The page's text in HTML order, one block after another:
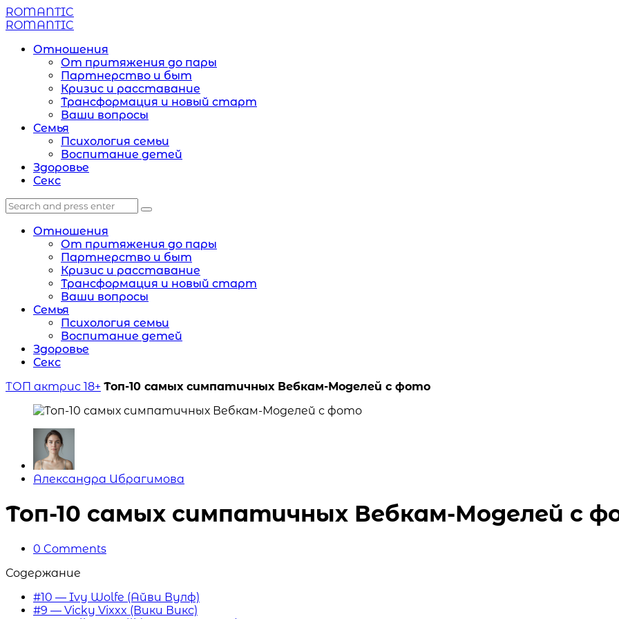
Menu
ROMANTIC
Search
Menu
ROMANTIC
Отношения
От притяжения до пары
Партнерство и быт
Кризис и расставание
Трансформация и новый старт
Ваши вопросы
Семья
Психология семьи
Воспитание детей
Здоровье
Секс
Search
Search
for:
Search
Отношения
От притяжения до пары
Партнерство и быт
Кризис и расставание
Трансформация и новый старт
Ваши вопросы
Семья
Психология семьи
Воспитание детей
Здоровье
Секс
ТОП актрис 18+ Топ-10 самых симпатичных Вебкам-Моделей с фото
Posted
Александра Ибрагимова
Топ-10 самых симпатичных Вебкам-Моделей с
0 Comments
Содержание
#10 — Ivy Wolfe (Айви Вулф)
#9 — Vicky Vixxx (Вики Викс)